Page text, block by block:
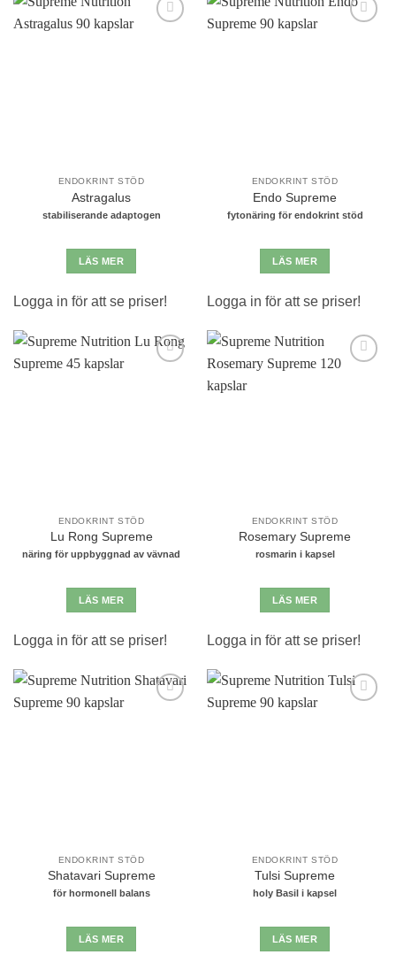
ENDOKRINT STÖD
Astragalus
stabiliserande adaptogen
LÄS MER
Logga in för att se priser!
ENDOKRINT STÖD
Endo Supreme
fytonäring för endokrint stöd
LÄS MER
Logga in för att se priser!
ENDOKRINT STÖD
Lu Rong Supreme
näring för uppbyggnad av vävnad
LÄS MER
Logga in för att se priser!
ENDOKRINT STÖD
Rosemary Supreme
rosmarin i kapsel
LÄS MER
Logga in för att se priser!
ENDOKRINT STÖD
Shatavari Supreme
för hormonell balans
LÄS MER
ENDOKRINT STÖD
Tulsi Supreme
holy Basil i kapsel
LÄS MER